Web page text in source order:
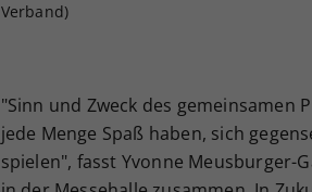
Verband)
"Sinn und Zweck des gemeinsamen
jede Menge Spaß haben, sich
spielen", fasst Yvonne Meusburger-